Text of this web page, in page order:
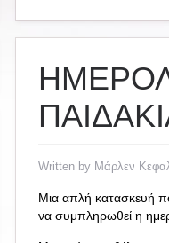
Written by Μάρλεν
Μια απλή κατασκευή
να συμπληρωθεί η